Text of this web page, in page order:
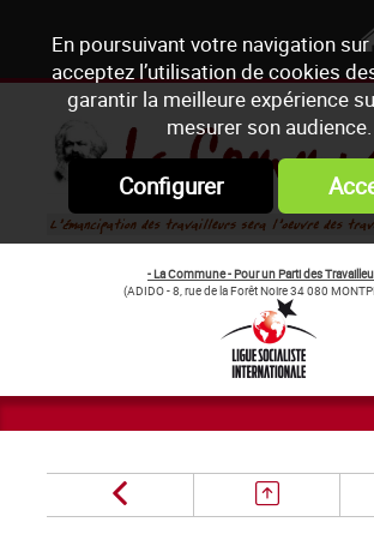
En poursuivant votre navigation
acceptez l’utilisation de cookies
garantir la meilleure expérience
mesurer son audience.
Configurer
- La Commune - Pour un Parti des
(ADIDO - 8, rue de la Forêt Noire 34 080